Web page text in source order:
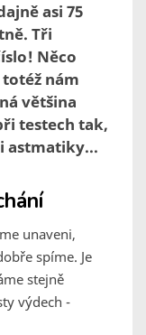
asi 75
Tři
Něco
nám
většina
testech tak,
astmatiky...
unaveni,
spíme. Je
stejně
výdech -